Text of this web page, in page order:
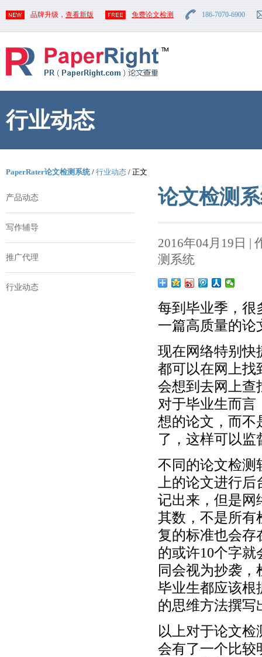
品牌升级， 查看新版 免费论文检测 186-7070-6900
行业动态
PaperRater论文检测系统/ 行业动态 / 正文
产品动态
写作辅导
推广代理
行业动态
论文检测
2016年04月19日 |
测系统
每到毕业季，很
一篇高质量的论
现在网络特别快
都可以在网上找
会想到去网上查
对于毕业生而言
想的论文，而不
了，这样可以
不同的论文检测
上的论文进行
记出来，但是网
其数，不是所有
复的标准也会存
的或许10个字就
同会视为抄袭
毕业生都应该根
的思维方法撰写
以上对于论文
会有了一个比较